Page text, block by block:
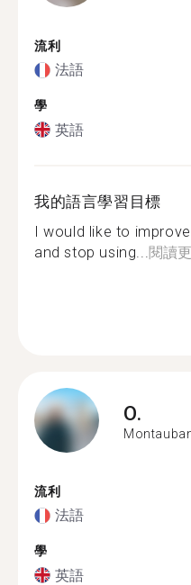
流利
法語
學
英語
我的語言學習目標
I would like to
and stop using... 閱讀
O.
流利
法語
學
英語